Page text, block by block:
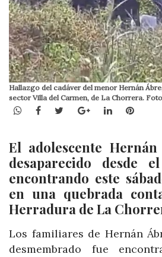
Hallazgo del cadáver del menor Hernán
sector Villa del Carmen, de La Chorrera.
WhatsApp
Facebook
TwitterGoogle+LinkedIn
El adolescente
desaparecido desde
encontrando este
en una quebrada
Herradura de La
Los familiares de Hernán
desmembrado fue